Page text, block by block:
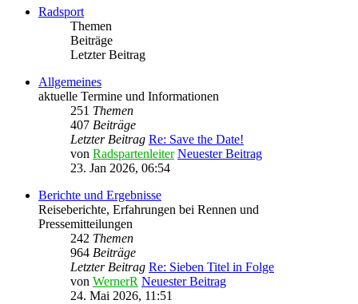
Radsport
Themen
Beiträge
Letzter Beitrag
Allgemeines
aktuelle Termine und Informationen
251 Themen
407 Beiträge
Letzter Beitrag Re: Save the Date!
von Radspartenleiter Neuester Beitrag
23. Jan 2026, 06:54
Berichte und Ergebnisse
Reiseberichte, Erfahrungen bei Rennen und
Pressemitteilungen
242 Themen
964 Beiträge
Letzter Beitrag Re: Sieben Titel in Folge
von WernerR Neuester Beitrag
24. Mai 2026, 11:51